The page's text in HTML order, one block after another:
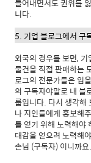
들어내면서도 권위를
니다.
5. 기업 블로그에서 구
외국의 경우를 보면,
물건을 직접 판매하는
로그의 전문가들은 입
의 구독자야말로 내 블
룹입니다. 다시 생각해
나 지인들에게 홍보해
를 얻기 위해 노력해야
대감을 얻으려 노력해
손님 (구독자) 이니까요.